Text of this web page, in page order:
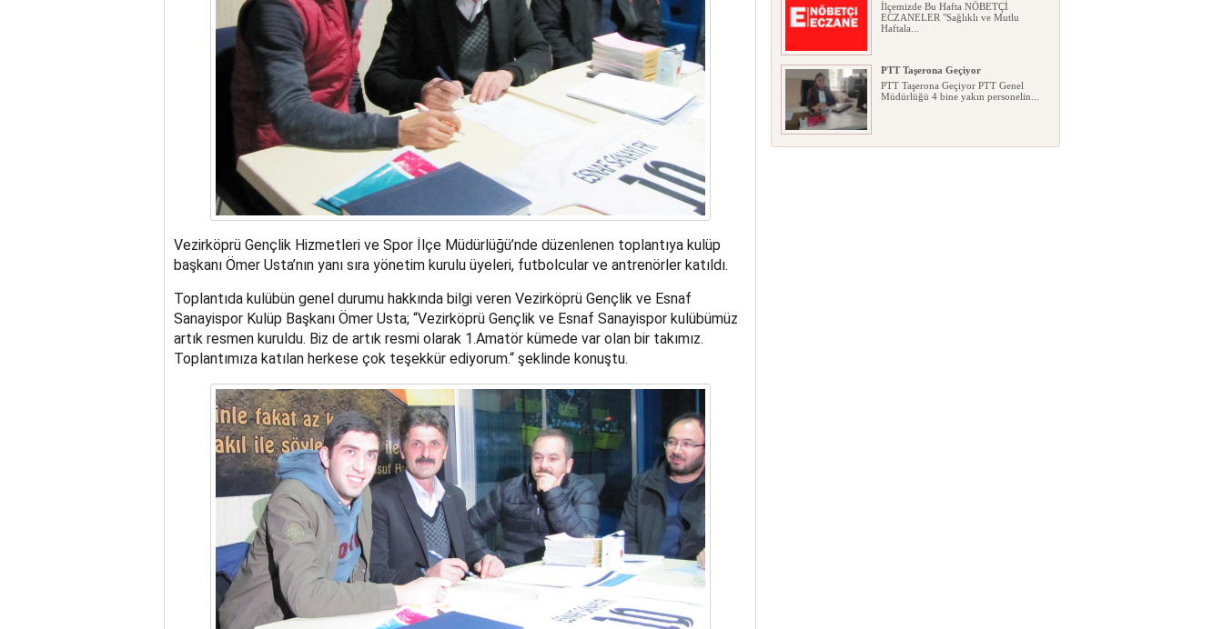
Vezirköprü Gençlik Hizmetleri ve Spor İlçe Müdürlüğü’nde düzenlenen toplantıya kulüp
başkanı Ömer Usta’nın yanı sıra yönetim kurulu üyeleri, futbolcular ve antrenörler katıldı.
Toplantıda kulübün genel durumu hakkında bilgi veren Vezirköprü Gençlik ve Esnaf
Sanayispor Kulüp Başkanı Ömer Usta; “Vezirköprü Gençlik ve Esnaf Sanayispor kulübümüz
artık resmen kuruldu. Biz de artık resmi olarak 1.Amatör kümede var olan bir takımız.
Toplantımıza katılan herkese çok teşekkür ediyorum.“ şeklinde konuştu.
İlçemizde Bu Hafta NÖBETÇİ
ECZANELER "Sağlıklı ve Mutlu
Haftala...
PTT Taşerona Geçiyor
PTT Taşerona Geçiyor PTT Genel
Müdürlüğü 4 bine yakın personelin...
Erhan Parlar vefat etti